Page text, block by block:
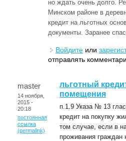
но ждать очень долго.
Минском районе в
кредит на льготных
документы. Заранее
Войдите или
отправлять
master
14 ноября,
2015 -
20:18
постоянная
ссылка
(permalink)
льготный
помещения
п.1.9 Указа № 13
кредит на покупку
том случае, если в
проживания граждан